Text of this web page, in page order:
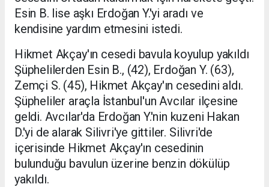
Esin B. lise aşkı Erdoğan Y.'yi aradı ve
kendisine yardım etmesini istedi.
Hikmet Akçay'ın cesedi bavula koyulup yakıldı
Şüphelilerden Esin B., (42), Erdoğan Y. (63),
Zemçi S. (45), Hikmet Akçay'ın cesedini aldı.
Şüpheliler araçla İstanbul'un Avcılar ilçesine
geldi. Avcılar'da Erdoğan Y.'nin kuzeni Hakan
D.'yi de alarak Silivri'ye gittiler. Silivri'de
içerisinde Hikmet Akçay'ın cesedinin
bulunduğu bavulun üzerine benzin dökülüp
yakıldı.